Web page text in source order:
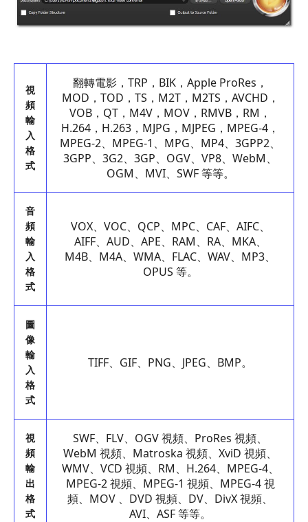
視
頻
輸
入
格
式
翻轉電影，TRP，BIK，Apple ProRes，
MOD，TOD，TS，M2T，M2TS，AVCHD，
VOB，QT，M4V，MOV，RMVB，RM，
H.264，H.263，MJPG，MJPEG，MPEG-4，
MPEG-2、MPEG-1、MPG、MP4、3GPP2、
3GPP、3G2、3GP、OGV、VP8、WebM、
OGM、MVI、SWF 等等。
音
頻
輸
入
格
式
VOX、VOC、QCP、MPC、CAF、AIFC、
AIFF、AUD、APE、RAM、RA、MKA、
M4B、M4A、WMA、FLAC、WAV、MP3、
OPUS 等。
圖
像
輸
入
格
式
TIFF、GIF、PNG、JPEG、BMP。
視
頻
輸
出
格
式
SWF、FLV、OGV 視頻、ProRes 視頻、
WebM 視頻、Matroska 視頻、XviD 視頻、
WMV、VCD 視頻、RM、H.264、MPEG-4、
MPEG-2 視頻、MPEG-1 視頻、MPEG-4 視
頻、MOV 、DVD 視頻、DV、DivX 視頻、
AVI、ASF 等等。